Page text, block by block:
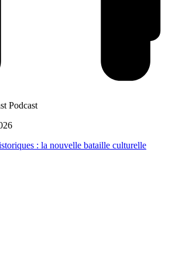
Podcast
: la nouvelle bataille culturelle